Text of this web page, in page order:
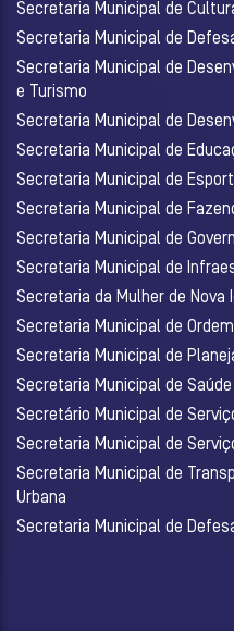
Secretaria Municipal de
Secretaria Municipal de
Secretaria Municipal de
e Turismo
Secretaria Municipal de
Secretaria Municipal de
Secretaria Municipal de
Secretaria Municipal de
Secretaria Municipal de
Secretaria Municipal de
Secretaria da Mulher de Nova
Secretaria Municipal de
Secretaria Municipal de
Secretaria Municipal de Saúde
Secretário Municipal de
Secretaria Municipal de
Secretaria Municipal de
Urbana
Secretaria Municipal de